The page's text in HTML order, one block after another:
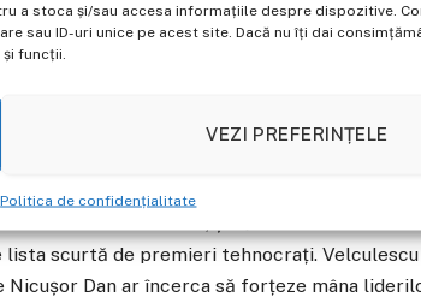
a stoca și/sau accesa informațiile despre dispozitive.
sau ID-uri unice pe acest site. Dacă nu îți dai
funcții.
VEZI PREFERINȚELE
Politica de confidențialitate
de ușor i-ar fi unui tehnocrat, mai ales venit din
pe toți membrii Guvernului. Trebuie să ai
Altfel, vorbești în gol, în deșert. Datorită anului
eu acolo, singur.”
scurtă de premieri tehnocrați. Velculescu
Nicușor Dan ar încerca să forțeze mâna